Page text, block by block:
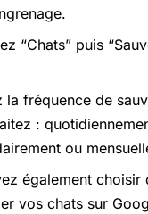
“Chats” puis
la fréquence de
:
ou
également choisir
vos chats sur